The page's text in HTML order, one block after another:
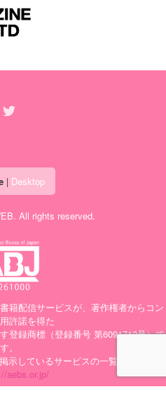
| Desktop
. All rights reserved.
籍配信サービスが、著作権者からコン
許諾を得た
登録商標（登録番号 第6091713号）で
す。
しているサービスの一覧はこちら
aebs.or.jp/